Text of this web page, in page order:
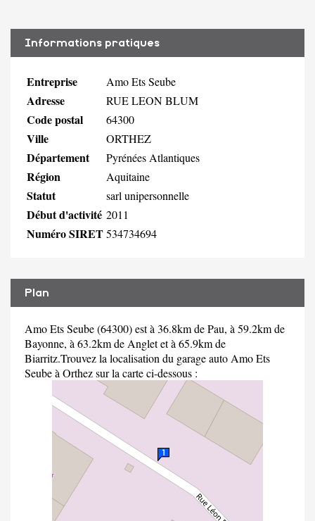
Informations pratiques
Entreprise Amo Ets Seube
Adresse RUE LEON BLUM
Code postal 64300
Ville ORTHEZ
Département Pyrénées Atlantiques
Région Aquitaine
Statut sarl unipersonnelle
Début d'activité 2011
Numéro SIRET534734694
Plan
Amo Ets Seube (64300) est à 36.8km de Pau, à 59.2km de
Bayonne, à 63.2km de Anglet et à 65.9km de
Biarritz.Trouvez la localisation du garage auto Amo Ets
Seube à Orthez sur la carte ci-dessous :